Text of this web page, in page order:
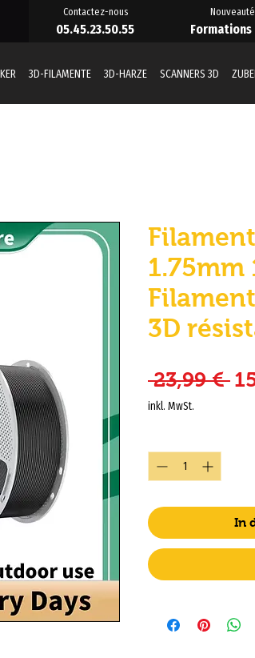
05.45.23.50.55
Contactez-nous
Formations
3D-FILAMENTE 3D-HARZE SCANNERS 3D
1.75mm
3D
23,99 €
inkl. MwSt.
In